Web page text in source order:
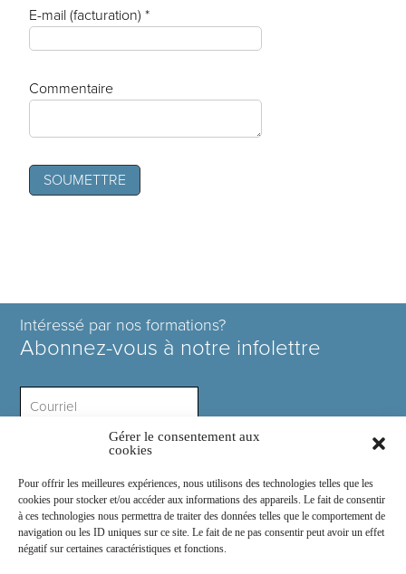
Gérer le consentement aux
cookies
Pour offrir les meilleures expériences, nous utilisons des technologies telles que les
cookies pour stocker et/ou accéder aux informations des appareils. Le fait de consentir
à ces technologies nous permettra de traiter des données telles que le comportement de
navigation ou les ID uniques sur ce site. Le fait de ne pas consentir peut avoir un effet
négatif sur certaines caractéristiques et fonctions.
E-mail (facturation) *
Commentaire
Intéressé par nos formations?
Abonnez-vous à notre infolettre